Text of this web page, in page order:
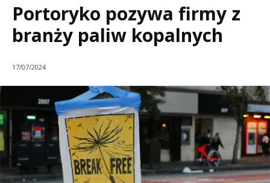
Portoryko pozywa firmy z
branży paliw kopalnych
17/07/2024